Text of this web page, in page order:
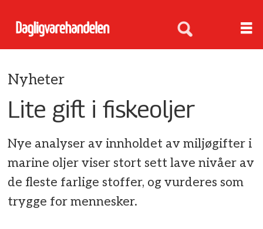
Nyheter
Lite gift i fiskeoljer
Nye analyser av innholdet av miljøgifter i
marine oljer viser stort sett lave nivåer av
de fleste farlige stoffer, og vurderes som
trygge for mennesker.